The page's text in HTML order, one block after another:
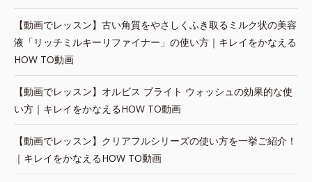
【動画でレッスン】古い角質をやさしくふき取るミルク状の美容
液「リッチミルキーリファイナー」の使い方｜キレイをかなえる
HOW TO動画
【動画でレッスン】オルビス ブライト ウォッシュの効果的な使
い方｜キレイをかなえるHOW TO動画
【動画でレッスン】クリアフルシリーズの使い方を一挙ご紹介！
｜キレイをかなえるHOW TO動画